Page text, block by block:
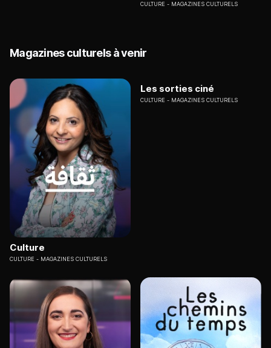
CULTURE MAGAZINES CULTURELS
Magazines culturels à venir
Culture
CULTURE MAGAZINES CULTURELS
Les sorties ciné
CULTURE MAGAZINES CULTURELS